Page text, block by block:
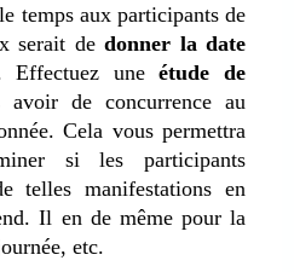
temps aux participants de
serait de donner la date
Effectuez uneétude de
de concurrence au
Cela vous permettra
si les participants
telles manifestations en
Il en de même pour la
etc.